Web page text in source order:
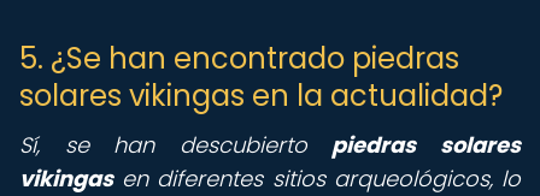
5. ¿Se han encontrado piedras
solares vikingas en la actualidad?
Sí, se han descubierto piedras solares
vikingasen diferentes sitios arqueológicos, lo